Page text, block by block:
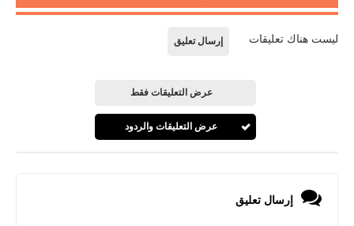
ليست هناك تعليقات إرسال تعليق
عرض التعليقات فقط
عرض التعليقات والردود
إرسال تعليق